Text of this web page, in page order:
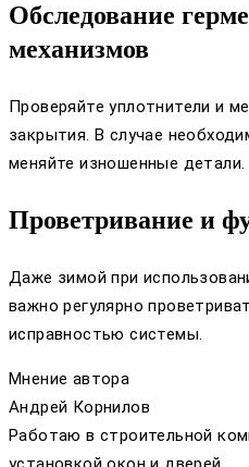
Обследование
механизмов
Проверяйте уплотнители и
закрытия. В случае
меняйте изношенные детали.
Проветривание и
Даже зимой при
важно регулярно
исправностью системы.
Мнение автора
Андрей Корнилов
Работаю в строительной